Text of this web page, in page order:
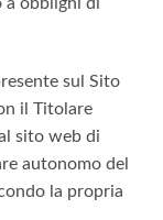
sul Sito
il Titolare
sito web di
autonomo del
la propria